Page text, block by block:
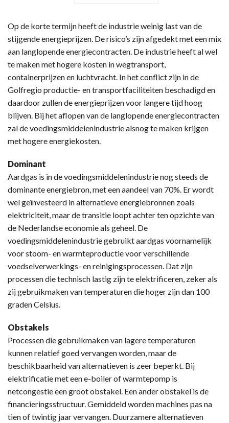
Op de korte termijn heeft de industrie weinig last van de
stijgende energieprijzen. De risico’s zijn afgedekt met een mix
aan langlopende energiecontracten. De industrie heeft al wel
te maken met hogere kosten in wegtransport,
containerprijzen en luchtvracht. In het conflict zijn in de
Golfregio productie- en transportfaciliteiten beschadigd en
daardoor zullen de energieprijzen voor langere tijd hoog
blijven. Bij het aflopen van de langlopende energiecontracten
zal de voedingsmiddelenindustrie alsnog te maken krijgen
met hogere energiekosten.
Dominant
Aardgas is in de voedingsmiddelenindustrie nog steeds de
dominante energiebron, met een aandeel van 70%. Er wordt
wel geïnvesteerd in alternatieve energiebronnen zoals
elektriciteit, maar de transitie loopt achter ten opzichte van
de Nederlandse economie als geheel. De
voedingsmiddelenindustrie gebruikt aardgas voornamelijk
voor stoom- en warmteproductie voor verschillende
voedselverwerkings- en reinigingsprocessen. Dat zijn
processen die technisch lastig zijn te elektrificeren, zeker als
zij gebruikmaken van temperaturen die hoger zijn dan 100
graden Celsius.
Obstakels
Processen die gebruikmaken van lagere temperaturen
kunnen relatief goed vervangen worden, maar de
beschikbaarheid van alternatieven is zeer beperkt. Bij
elektrificatie met een e-boiler of warmtepomp is
netcongestie een groot obstakel. Een ander obstakel is de
financieringsstructuur. Gemiddeld worden machines pas na
tien of twintig jaar vervangen. Duurzamere alternatieven